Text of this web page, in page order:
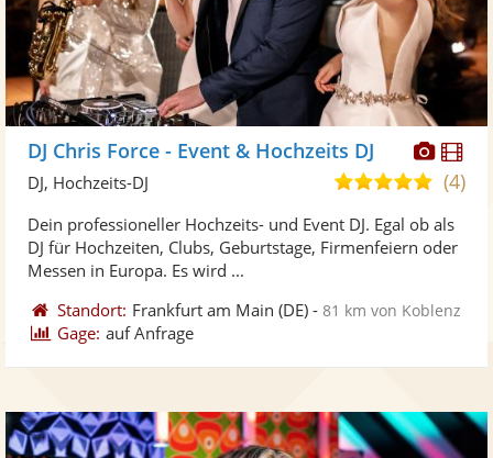
Fotos
DJ Chris Force - Event & Hochzeits DJ
5,0
5
(4)
DJ, Hochzeits-DJ
Dein professioneller Hochzeits- und Event DJ. Egal ob als
DJ für Hochzeiten, Clubs, Geburtstage, Firmenfeiern oder
Messen in Europa. Es wird ...
Standort: Frankfurt am Main (DE) -81 km von Koblenz
Gage: auf Anfrage